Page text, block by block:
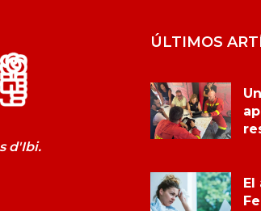
d'Ibi.
ÚLTIMOS